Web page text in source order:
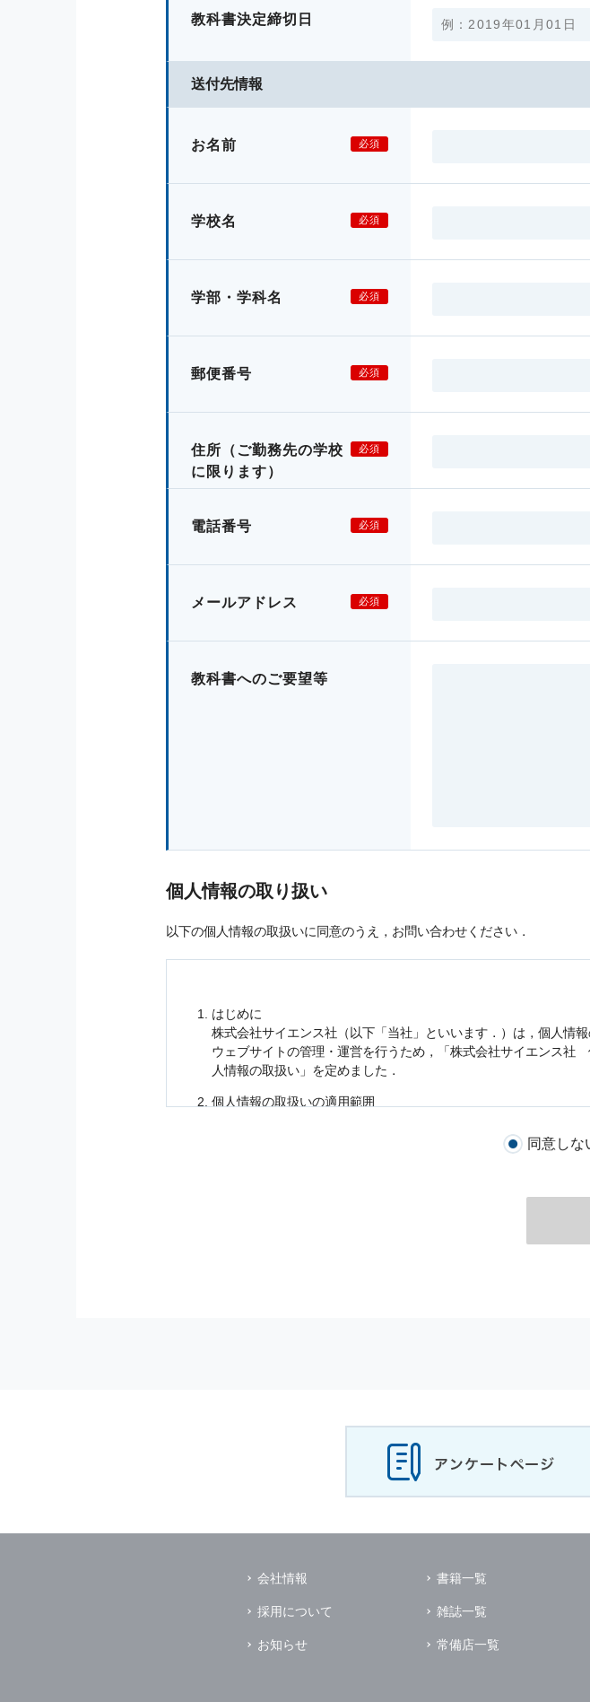
教科書決定締切日
送付先情報
お名前 必須
学校名 必須
学部・学科名 必須
郵便番号 必須
住所 （ご勤務先の学校
に限ります）
必須
電話番号 必須
メールアドレス 必須
教科書へのご要望等
個人情報の取り扱い
以下の個人情報の取扱いに同意のうえ，お問い合わせください．
はじめに
株式会社サイエンス社（以下「当社」といいます．）は，個人情報
ウェブサイトの管理・運営を行うため，「株式会社サイエンス社
人情報の取扱い」を定めました．
個人情報の取扱いの適用範囲
個人情報
の他に，以下の各号に定める目的のために利用することがありま
本サービスの提供または以下に定める目的以外に，当社はお客様の
の正確性及び安全性を確保する為，個人情報への
破壊，改ざんなどに対しては，合理的な安全対策を講じるととも
を含む適切な対策を速やかに講じます．
の預託について
その場合は，業務委託先の適切な管理及び監督を行います．
個人情報の第三者への開示
当社は，個人情報 を本人の許可無く他の事業者や個人などの第三
ただし，以下に該当する場合はその限りではありません．
（1） 情報提供について本人の同意がある場合
を開
同意しな
会社情報
採用について
お知らせ
書籍一覧
雑誌一覧
常備店一覧